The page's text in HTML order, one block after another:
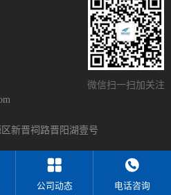
微信扫一扫加关注
新晋祠路晋阳湖壹号
公司动态 电话咨询